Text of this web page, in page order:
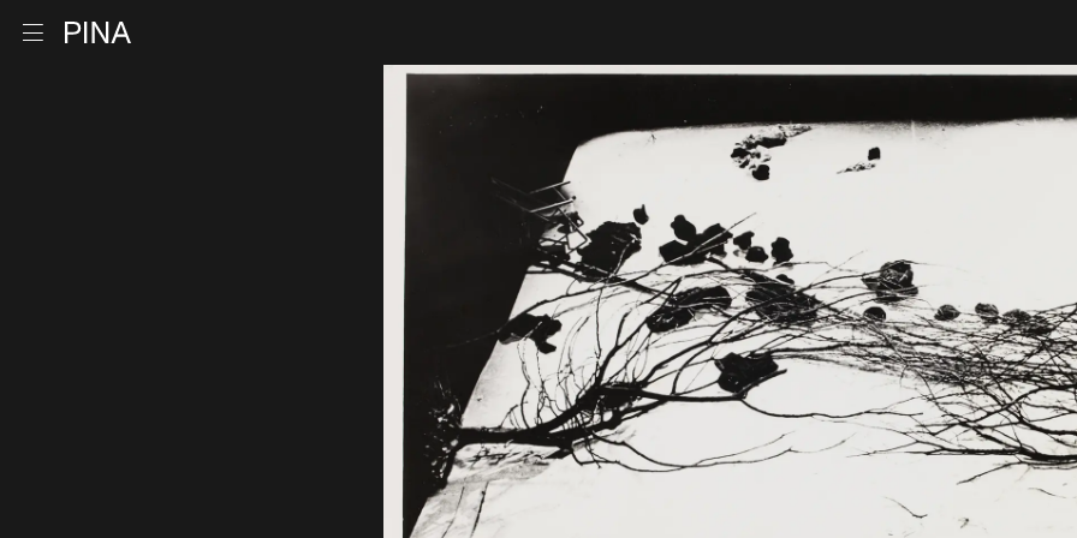
Ouvrir le menu